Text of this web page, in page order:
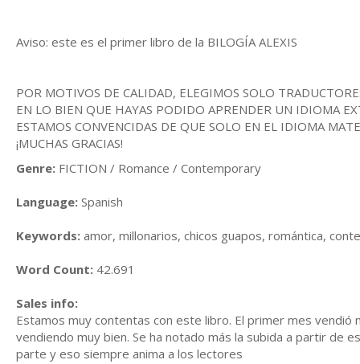
Aviso: este es el primer libro de la BILOGÍA ALEXIS
POR MOTIVOS DE CALIDAD, ELEGIMOS SOLO
EN LO BIEN QUE HAYAS PODIDO APRENDER UN IDIOMA
ESTAMOS CONVENCIDAS DE QUE SOLO EN EL IDIOMA
¡MUCHAS GRACIAS!
Genre: FICTION / Romance / Contemporary
Language: Spanish
Keywords: amor, millonarios, chicos guapos, romántica,
Word Count: 42.691
Sales info:
Estamos muy contentas con este libro. El primer mes
vendiendo muy bien. Se ha notado más la subida a partir de
parte y eso siempre anima a los lectores